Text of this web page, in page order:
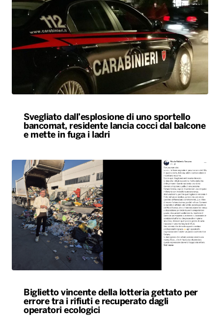
Svegliato dall’esplosione di uno sportello
bancomat, residente lancia cocci dal balcone
e mette in fuga i ladri
Biglietto vincente della lotteria gettato per
errore tra i rifiuti e recuperato dagli
operatori ecologici